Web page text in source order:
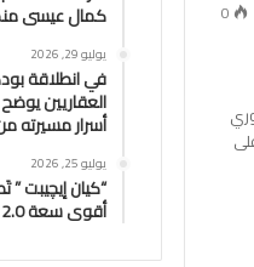
0 كمال عيسى
يوليو 29, 2026
في انطلاقة
العقاريين
أسرار مسيرته
يوليو 25, 2026
أقوى سعة 2.0 لترات للمرة الأولى في مصر